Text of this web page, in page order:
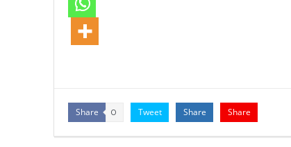
Share 0 Tweet Share Share